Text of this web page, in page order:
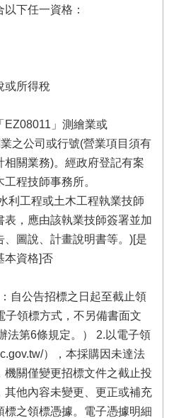
下任一資格：
或所得稅
EZ08011」測繪業或
之公司或行號(營業項目須有
關業務)。經政府登記有案
程技師事務所。
利工程或土木工程執業技師
，應由該執業技師簽署並加
圖說、計畫說明書等。)[是
本資格]否
自公告招標之日起至截止領
子領標方式，不另備書面文
法第6條規定。） 2.以電子領
），本採購因未達法
關僅變更招標文件之截止投
他內容未變更、更正或補充
之領標憑據。電子憑據明細